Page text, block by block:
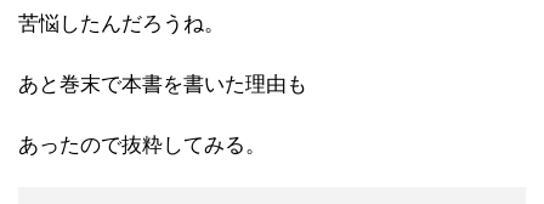
苦悩したんだろうね。
あと巻末で本書を書いた理由も
あったので抜粋してみる。